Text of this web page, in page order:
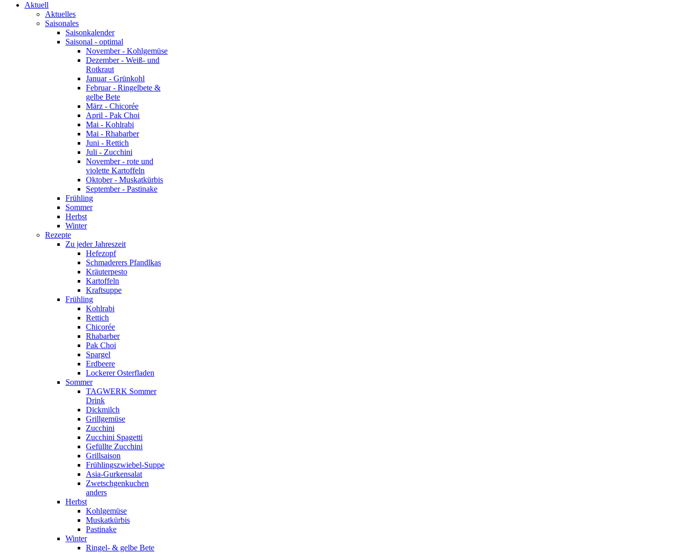
Aktuell
Aktuelles
Saisonales
Saisonkalender
Saisonal - optimal
November - Kohlgemüse
Dezember - Weiß- und
Rotkraut
Januar - Grünkohl
Februar - Ringelbete &
gelbe Bete
März - Chicorée
April - Pak Choi
Mai - Kohlrabi
Mai - Rhabarber
Juni - Rettich
Juli - Zucchini
November - rote und
violette Kartoffeln
Oktober - Muskatkürbis
September - Pastinake
Frühling
Sommer
Herbst
Winter
Rezepte
Zu jeder Jahreszeit
Hefezopf
Schmaderers Pfandlkas
Kräuterpesto
Kartoffeln
Kraftsuppe
Frühling
Kohlrabi
Rettich
Chicorée
Rhabarber
Pak Choi
Spargel
Erdbeere
Lockerer Osterfladen
Sommer
TAGWERK Sommer
Drink
Dickmilch
Grillgemüse
Zucchini
Zucchini Spagetti
Gefüllte Zucchini
Grillsaison
Frühlingszwiebel-Suppe
Asia-Gurkensalat
Zwetschgenkuchen
anders
Herbst
Kohlgemüse
Muskatkürbis
Pastinake
Winter
Ringel- & gelbe Bete